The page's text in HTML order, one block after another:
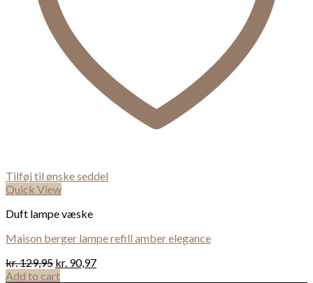
Tilføj til ønske seddel
Quick View
Duft lampe væske
Maison berger lampe refill amber elegance
kr.129,95 kr. 90,97
Add to cart